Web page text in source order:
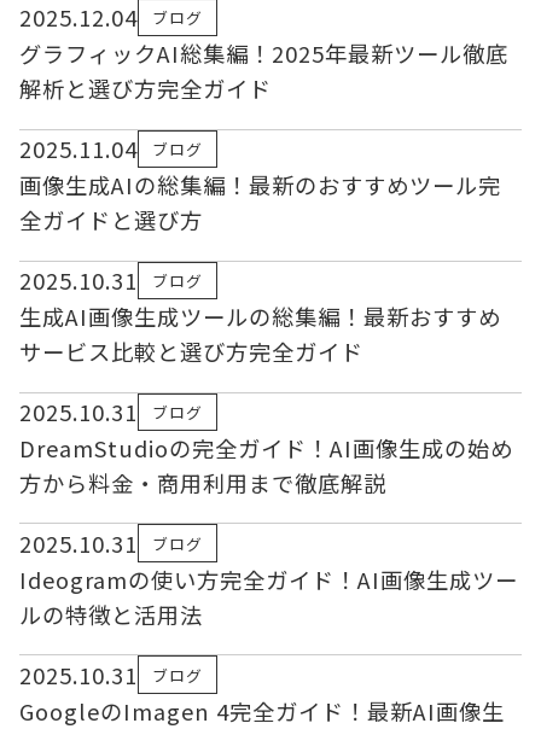
2025.12.04
ブログ
グラフィックAI総集編！2025年最新ツール徹底
解析と選び方完全ガイド
2025.11.04
ブログ
画像生成AIの総集編！最新のおすすめツール完
全ガイドと選び方
2025.10.31
ブログ
生成AI画像生成ツールの総集編！最新おすすめ
サービス比較と選び方完全ガイド
2025.10.31
ブログ
DreamStudioの完全ガイド！AI画像生成の始め
方から料金・商用利用まで徹底解説
2025.10.31
ブログ
Ideogramの使い方完全ガイド！AI画像生成ツー
ルの特徴と活用法
2025.10.31
ブログ
GoogleのImagen 4完全ガイド！最新AI画像生